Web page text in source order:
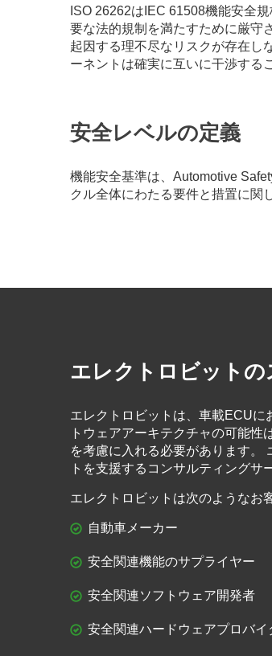
ISO 26262はIEC 61508機能安全
要な法的規制を満たすために厳守
起因する理不尽なリスクが存在し
ーネントは確実に互いに干渉する
安全レベルの定義
機能安全基準は、Automotive
クル全体にわたる要件と措置に関
エレクトロビット
エレクトロビットは、車載ECUに
トウェアアーキテクチャの可能
を考慮に入れる必要があります。
トを支援するコンサルティングサ
エレクトロビットは次のようなお
自動車メーカー
安全関連機能のサプライヤー
安全関連ソフトウェア開発者
安全関連ハードウェアプロバイ